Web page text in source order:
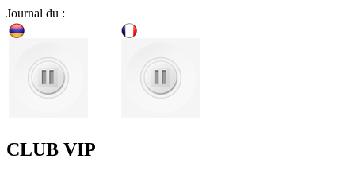
Journal du :
CLUB VIP